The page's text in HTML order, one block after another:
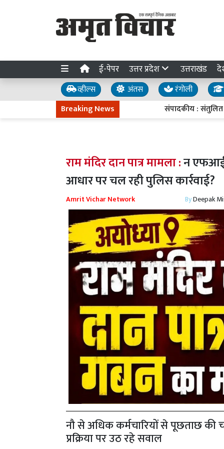
ई-पेपर उत्तर प्रदेश उत्तराखंड
व्हील्स अंतस रंगोली
Breaking News
संपादकीय : संतुलित मौद्रिक
राम मंदिर दान पात्र मामला :न
आधार पर चल रही पुलिस कार्रवाई?
Amrit Vichar Network ByDeepak
नौ से अधिक कर्मचारियों से पूछताछ की
प्रक्रिया पर उठ रहे सवाल